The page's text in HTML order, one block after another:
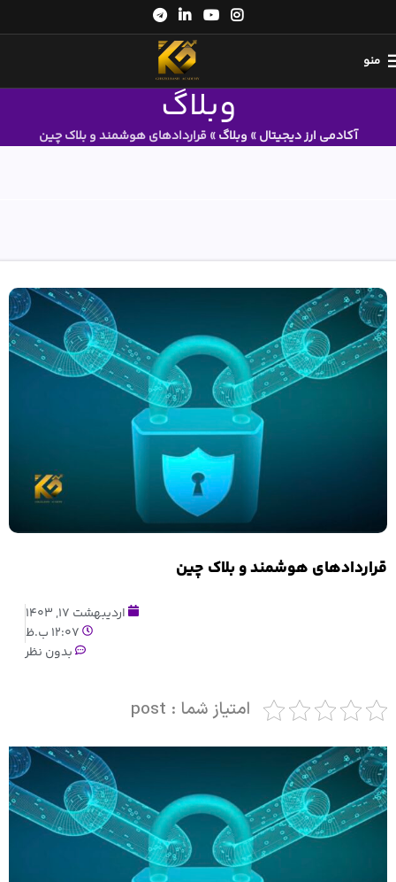
منو
وبلاگ
آکادمی ارز دیجیتال» وبلاگ» قراردادهای هوشمند و بلاک چین
قراردادهای هوشمند و بلاک چین
اردیبهشت 17, 1403
12:07 ب.ظ
بدون نظر
امتیاز شما : post